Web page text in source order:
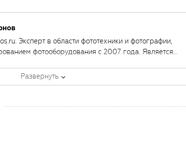
Эксперт в области фототехники и фотографии,
фотооборудования с 2007 года. Является
Развернуть